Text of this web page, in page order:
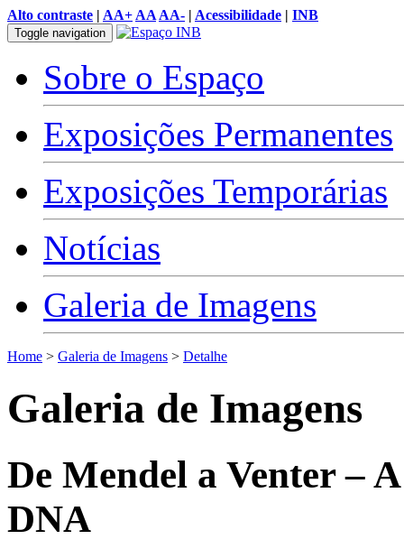
Alto contraste | AA+ AA AA- | Acessibilidade | INB
Toggle navigation
Sobre o Espaço
Exposições Permanentes
Exposições Temporárias
Notícias
Galeria de Imagens
Home > Galeria de Imagens > Detalhe
Galeria de Imagens
De Mendel a Venter –
DNA